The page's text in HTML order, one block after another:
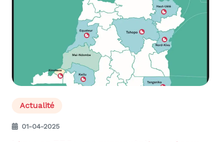
Actualité
01-04-2025